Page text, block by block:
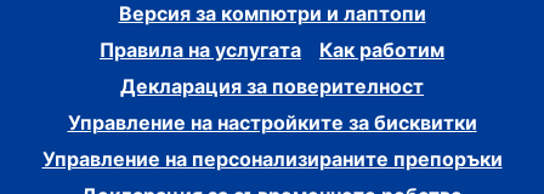
Версия за компютри и лаптопи
Правила на услугата
Как работим
Декларация за поверителност
Управление на настройките за бисквитки
Управление на персонализираните препоръки